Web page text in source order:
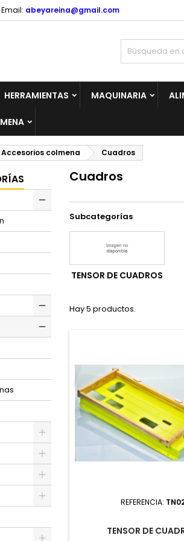
Email: abeyareina@gmail.com
HERRAMIENTAS MAQUINARIA
Accesorios colmena Cuadros
Cuadros
Subcategorías
TENSOR DE CUADROS
Hay 5 productos.
REFERENCIA:
TENSOR DE